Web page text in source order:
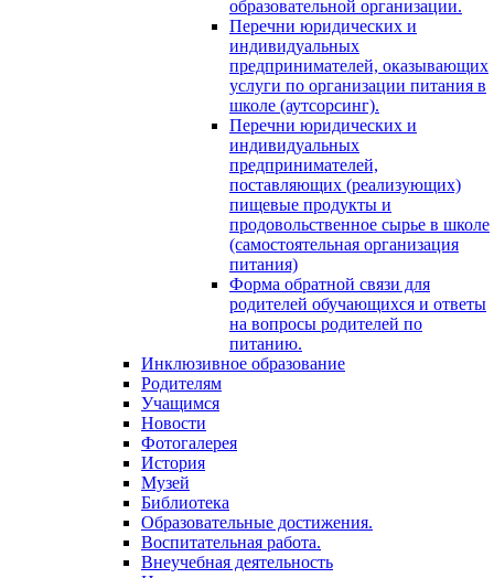
образовательной организации.
Перечни юридических и
индивидуальных
предпринимателей, оказывающих
услуги по организации питания в
школе (аутсорсинг).
Перечни юридических и
индивидуальных
предпринимателей,
поставляющих (реализующих)
пищевые продукты и
продовольственное сырье в школе
(самостоятельная организация
питания)
Форма обратной связи для
родителей обучающихся и ответы
на вопросы родителей по
питанию.
Инклюзивное образование
Родителям
Учащимся
Новости
Фотогалерея
История
Музей
Библиотека
Образовательные достижения.
Воспитательная работа.
Внеучебная деятельность